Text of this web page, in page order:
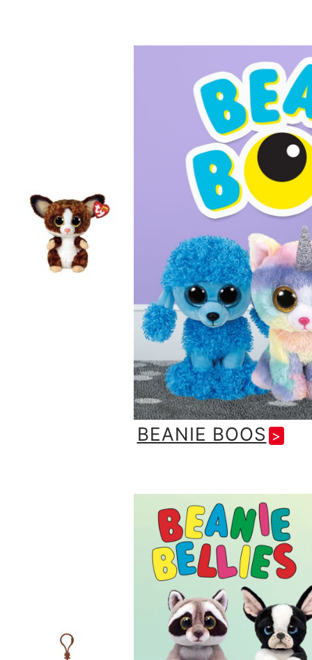
BEANIE BOOS